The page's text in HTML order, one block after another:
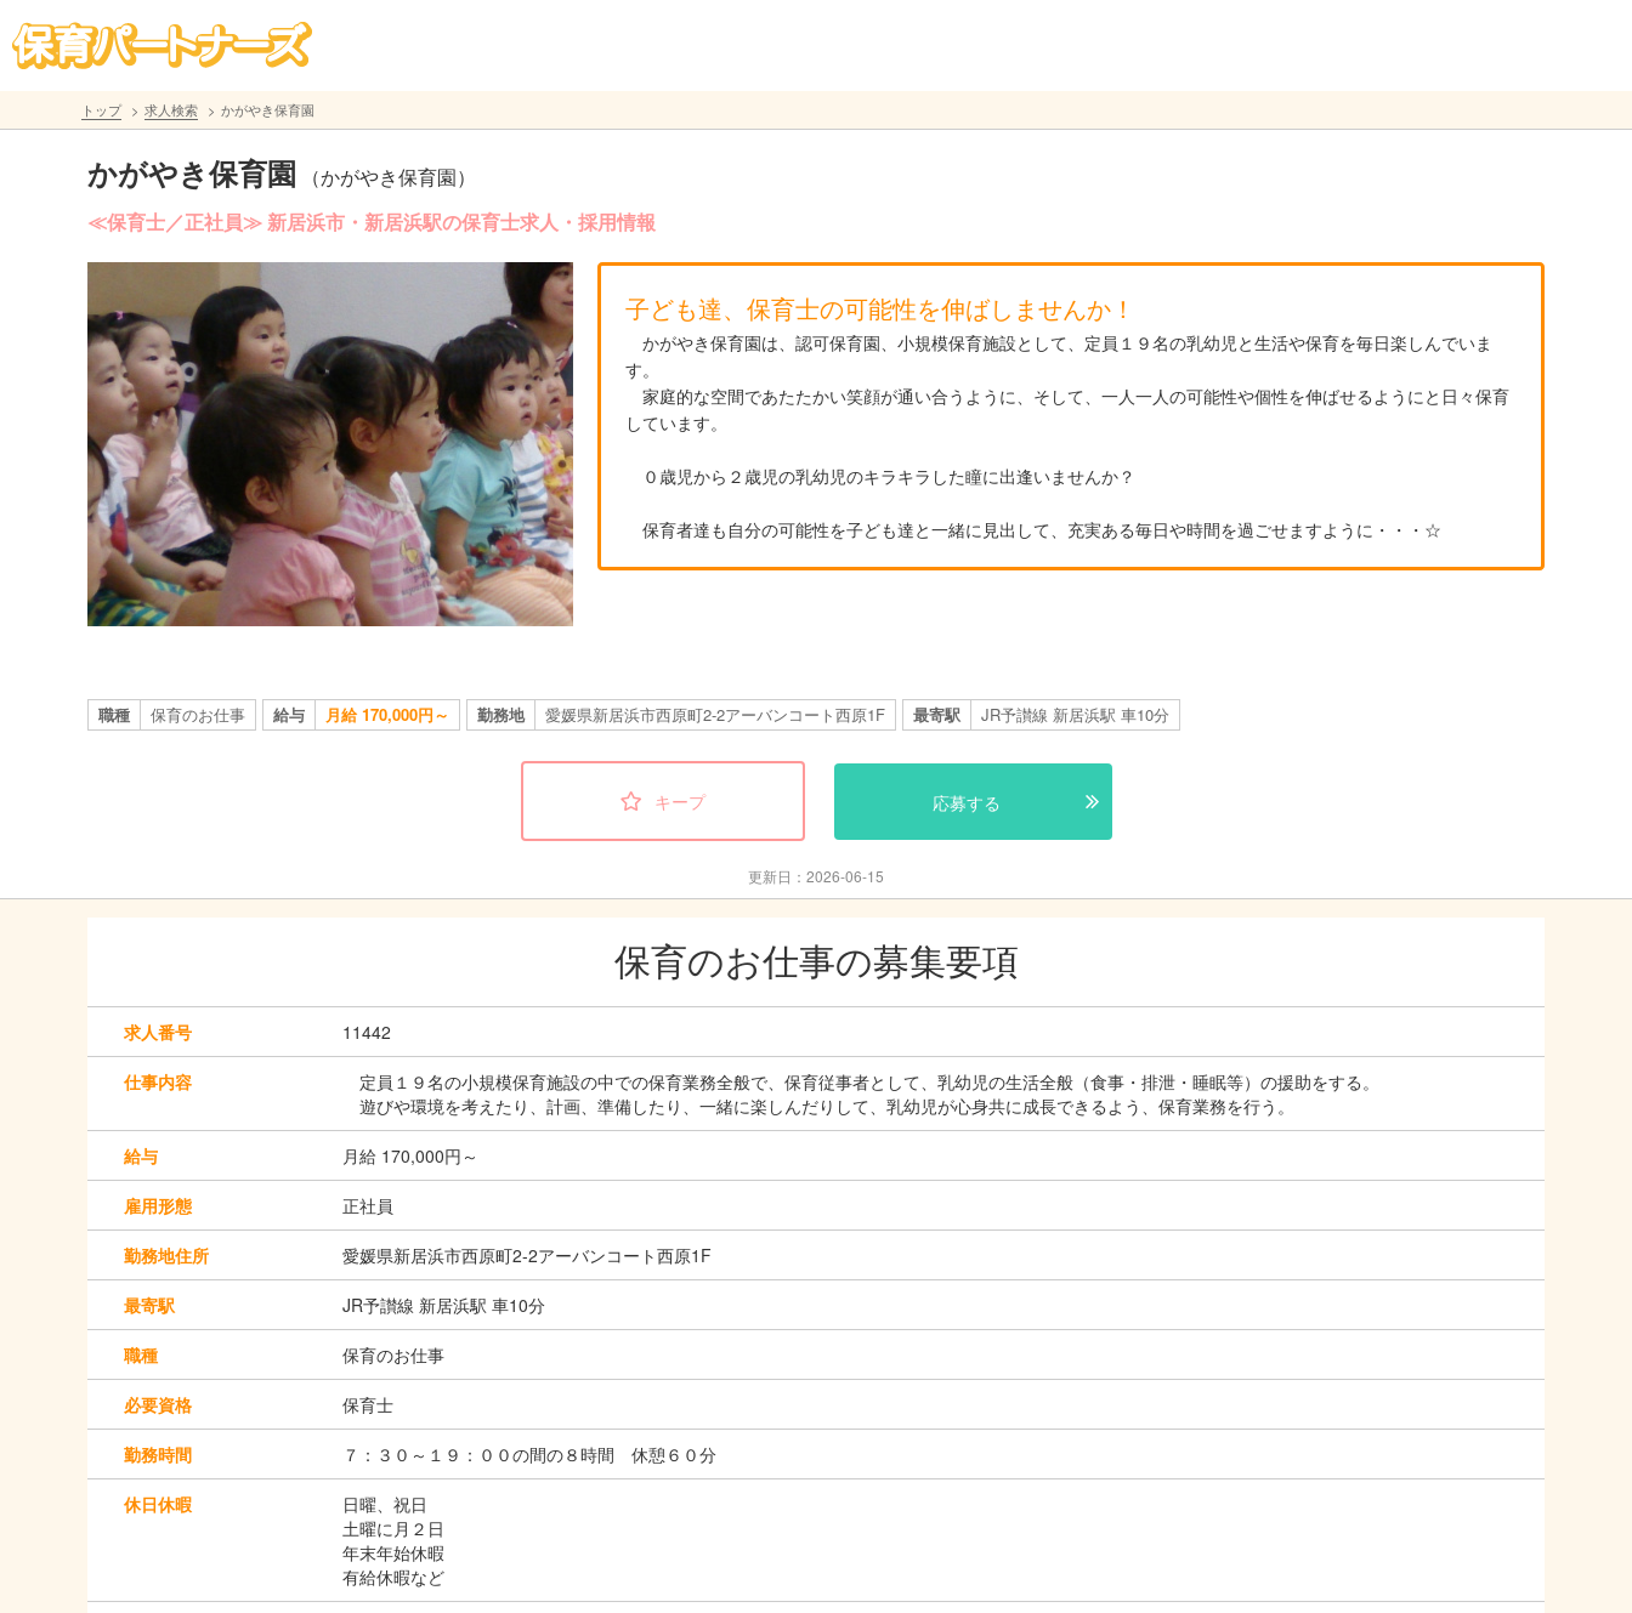
トップ 求人検索 かがやき保育園
かがやき保育園 （かがやき保育園）
≪保育士／正社員≫ 新居浜市・新居浜駅の保育士求人・採用情報
子ども達、保育士の可能性を伸ばしませんか！
かがやき保育園は、認可保育園、小規模保育施設として、定員１９名の乳幼児と生活や保育を毎日楽しんでいま
す。
家庭的な空間であたたかい笑顔が通い合うように、そして、一人一人の可能性や個性を伸ばせるようにと日々保育
しています。
０歳児から２歳児の乳幼児のキラキラした瞳に出逢いませんか？
保育者達も自分の可能性を子ども達と一緒に見出して、充実ある毎日や時間を過ごせますように・・・☆
職種 保育のお仕事 給与 月給 170,000円～ 勤務地 愛媛県新居浜市西原町2-2アーバンコート西原1F 最寄駅 JR予讃線 新居浜駅 車10分
キープ 応募する
更新日：2026-06-15
保育のお仕事の募集要項
求人番号 11442
仕事内容
定員１９名の小規模保育施設の中での保育業務全般で、保育従事者として、乳幼児の生活全般（食事・排泄・睡眠等）の援助をする。
遊びや環境を考えたり、計画、準備したり、一緒に楽しんだりして、乳幼児が心身共に成長できるよう、保育業務を行う。
給与 月給 170,000円～
雇用形態 正社員
勤務地住所 愛媛県新居浜市西原町2-2アーバンコート西原1F
最寄駅 JR予讃線 新居浜駅 車10分
職種 保育のお仕事
必要資格 保育士
勤務時間 ７：３０～１９：００の間の８時間 休憩６０分
休日休暇
日曜、祝日
土曜に月２日
年末年始休暇
有給休暇など